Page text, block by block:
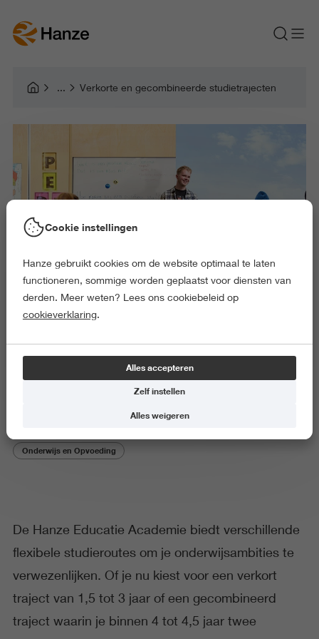
Verkorte en gecombineerde studietrajecten
Verkorte en gecombineerde
studietrajecten
Onderwijs en Opvoeding
De Hanze Educatie Academie biedt verschillende
flexibele studieroutes om je onderwijsambities te
verwezenlijken. Of je nu kiest voor een verkort
traject van 1,5 tot 3 jaar of een gecombineerd
traject waarin je binnen 4 tot 4,5 jaar twee
Cookie instellingen
Hanze gebruikt cookies om de website optimaal te laten
functioneren, sommige worden geplaatst voor diensten van
derden. Meer weten? Lees ons cookiebeleid op
cookieverklaring.
Alles accepteren
Zelf instellen
Alles weigeren